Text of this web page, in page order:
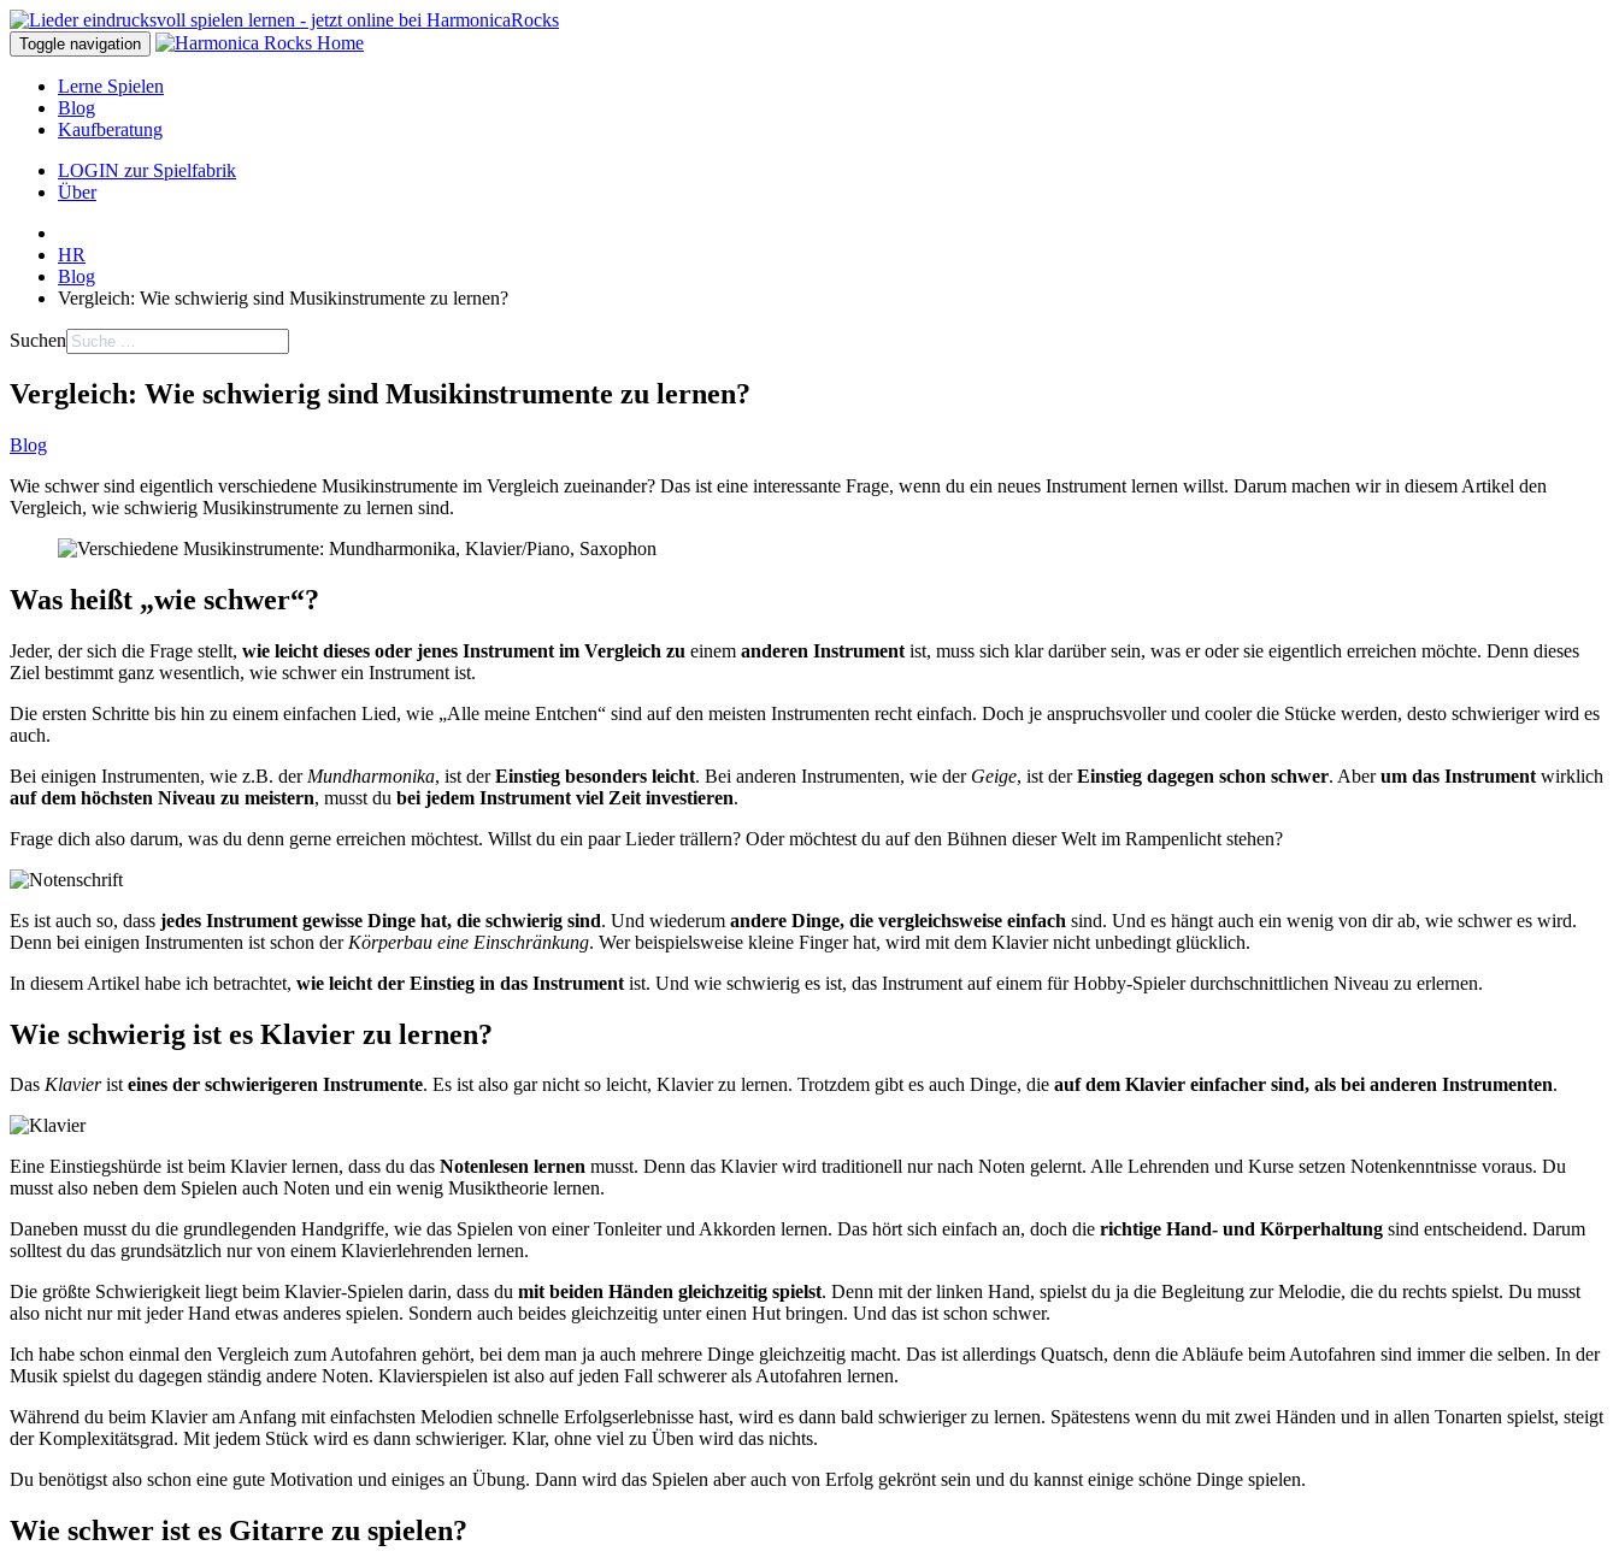
Toggle navigation
Lerne Spielen
Blog
Kaufberatung
LOGIN zur Spielfabrik
Über
HR
Blog
Vergleich: Wie schwierig sind Musikinstrumente zu lernen?
Suchen
Vergleich: Wie schwierig sind Musikinstrumente zu lernen?
Blog
Wie schwer sind eigentlich verschiedene Musikinstrumente im Vergleich zueinander? Das ist eine interessante Frage, wenn du ein neues Instrument lernen willst. Darum machen wir in diesem Artikel den
Vergleich, wie schwierig Musikinstrumente zu lernen sind.
Was heißt „wie schwer“?
Jeder, der sich die Frage stellt, wie leicht dieses oder jenes Instrument im Vergleich zu einem anderen Instrument ist, muss sich klar darüber sein, was er oder sie eigentlich erreichen möchte. Denn dieses
Ziel bestimmt ganz wesentlich, wie schwer ein Instrument ist.
Die ersten Schritte bis hin zu einem einfachen Lied, wie „Alle meine Entchen“ sind auf den meisten Instrumenten recht einfach. Doch je anspruchsvoller und cooler die Stücke werden, desto schwieriger wird es
auch.
Bei einigen Instrumenten, wie z.B. der Mundharmonika, ist derEinstieg besonders leicht. Bei anderen Instrumenten, wie der Geige, ist derEinstieg dagegen schon schwer. Aberum das Instrument wirklich
auf dem höchsten Niveau zu meistern, musst du bei jedem Instrument viel Zeit investieren.
Frage dich also darum, was du denn gerne erreichen möchtest. Willst du ein paar Lieder trällern? Oder möchtest du auf den Bühnen dieser Welt im Rampenlicht stehen?
Es ist auch so, dass jedes Instrument gewisse Dinge hat, die schwierig sind. Und wiederum andere Dinge, die vergleichsweise einfach sind. Und es hängt auch ein wenig von dir ab, wie schwer es wird.
Denn bei einigen Instrumenten ist schon der Körperbau eine Einschränkung. Wer beispielsweise kleine Finger hat, wird mit dem Klavier nicht unbedingt glücklich.
In diesem Artikel habe ich betrachtet, wie leicht der Einstieg in das Instrument ist. Und wie schwierig es ist, das Instrument auf einem für Hobby-Spieler durchschnittlichen Niveau zu erlernen.
Wie schwierig ist es Klavier zu lernen?
Das Klavieristeines der schwierigeren Instrumente. Es ist also gar nicht so leicht, Klavier zu lernen. Trotzdem gibt es auch Dinge, die auf dem Klavier einfacher sind, als bei anderen Instrumenten.
Eine Einstiegshürde ist beim Klavier lernen, dass du das Notenlesen lernen musst. Denn das Klavier wird traditionell nur nach Noten gelernt. Alle Lehrenden und Kurse setzen Notenkenntnisse voraus. Du
musst also neben dem Spielen auch Noten und ein wenig Musiktheorie lernen.
Daneben musst du die grundlegenden Handgriffe, wie das Spielen von einer Tonleiter und Akkorden lernen. Das hört sich einfach an, doch die richtige Hand- und Körperhaltung sind entscheidend. Darum
solltest du das grundsätzlich nur von einem Klavierlehrenden lernen.
Die größte Schwierigkeit liegt beim Klavier-Spielen darin, dass du mit beiden Händen gleichzeitig spielst. Denn mit der linken Hand, spielst du ja die Begleitung zur Melodie, die du rechts spielst. Du musst
also nicht nur mit jeder Hand etwas anderes spielen. Sondern auch beides gleichzeitig unter einen Hut bringen. Und das ist schon schwer.
Ich habe schon einmal den Vergleich zum Autofahren gehört, bei dem man ja auch mehrere Dinge gleichzeitig macht. Das ist allerdings Quatsch, denn die Abläufe beim Autofahren sind immer die selben. In der
Musik spielst du dagegen ständig andere Noten. Klavierspielen ist also auf jeden Fall schwerer als Autofahren lernen.
Während du beim Klavier am Anfang mit einfachsten Melodien schnelle Erfolgserlebnisse hast, wird es dann bald schwieriger zu lernen. Spätestens wenn du mit zwei Händen und in allen Tonarten spielst, steigt
der Komplexitätsgrad. Mit jedem Stück wird es dann schwieriger. Klar, ohne viel zu Üben wird das nichts.
Du benötigst also schon eine gute Motivation und einiges an Übung. Dann wird das Spielen aber auch von Erfolg gekrönt sein und du kannst einige schöne Dinge spielen.
Wie schwer ist es Gitarre zu spielen?